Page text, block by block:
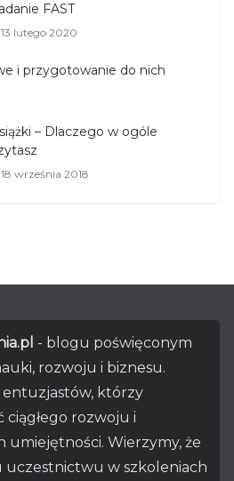
FAST
13 lutego 2020
i przygotowanie do nich
– Dlaczego w ogóle
18 września 2018
- blogu poświęconym
rozwoju i biznesu.
entuzjastów, którzy
rozwoju i
umiejętności. Wierzymy, że
w szkoleniach